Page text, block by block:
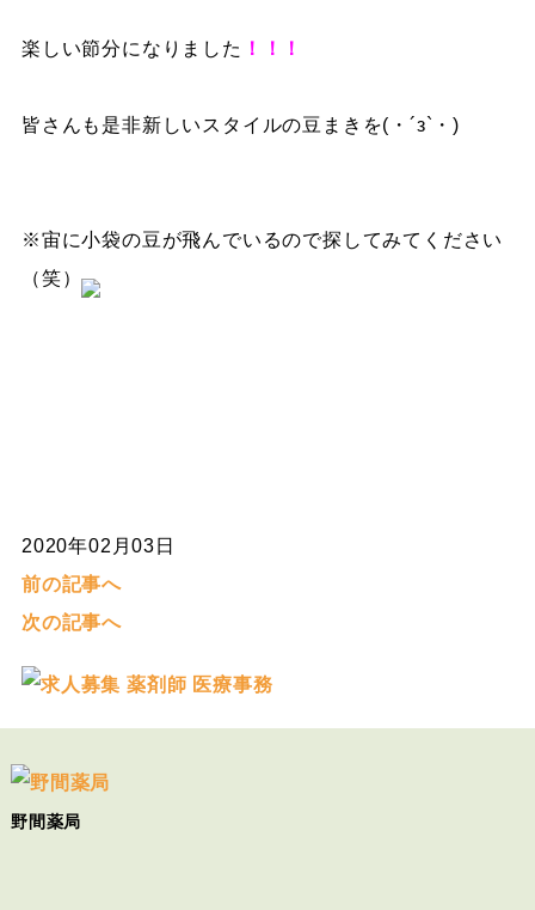
楽しい節分になりました ！！！
皆さんも是非新しいスタイルの豆まきを(・´з`・)
※宙に小袋の豆が飛んでいるので探してみてください
（笑）
2020年02月03日
前の記事へ
次の記事へ
野間薬局